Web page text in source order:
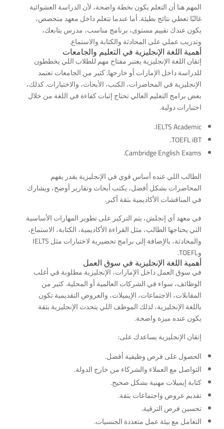
المهم هنا أن التعلم يكون بخطة واضحة، لأن الدراسة العشوائية
غالبًا تعطي نتائج بطيئة. أما عندما تتعلم داخل معهد متخصص،
يكون عندك تقييم مستوى، برنامج مناسب، مدرس يتابعك،
وتدريب عملي على المحادثة والكتابة والاستماع.
أهمية اللغة الإنجليزية في التعليم والجامعات
إتقان اللغة الإنجليزية يعتبر مفتاح مهم للطلاب اللي يخططون
للدراسة داخل الإمارات أو خارجها. كثير من الجامعات تعتمد
الإنجليزية في المحاضرات، الكتب، الأبحاث، والاختبارات. كذلك،
بعض برامج التعليم العالي تحتاج إثبات كفاءة في اللغة من خلال
اختبارات دولية.
IELTS Academic.
TOEFL iBT.
Cambridge English Exams.
الطالب اللي عنده أساس قوي في الإنجليزية يقدر يفهم
المحاضرات بشكل أفضل، يكتب أبحاث وتقارير أوضح، ويشارك
في المناقشات الأكاديمية بثقة أكبر.
في معهد آي إنجلش، يتم التركيز على تطوير المهارات الأساسية
التي يحتاجها الطالب، مثل القراءة الأكاديمية، الكتابة، الاستماع،
والمحادثة، بالإضافة إلى برامج تحضيرية لاختبارات مثل IELTS
وTOEFL.
أهمية اللغة الإنجليزية في سوق العمل
في سوق العمل داخل الإمارات، الإنجليزية مطلوبة في أغلب
الوظائف، سواء في الشركات العالمية أو المحلية. كثير من
المقابلات، الاجتماعات، الإيميلات، والعروض التقديمية تكون
باللغة الإنجليزية، لذلك الموظف اللي يتحدث الإنجليزية بثقة
يكون عنده ميزة واضحة.
إتقان الإنجليزية يساعدك على:
الحصول على فرص وظيفية أفضل.
التواصل مع العملاء والشركاء من خارج الدولة.
كتابة إيميلات مهنية بشكل صحيح.
تقديم عروض واجتماعات بثقة.
تحسين فرص الترقية.
التعامل مع بيئة عمل متعددة الجنسيات.